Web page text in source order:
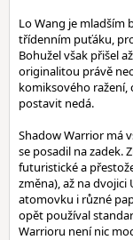
Lo Wang je mladším
třídenním puťáku,
Bohužel však přišel
originalitou právě
komiksového ražení,
postavit nedá.
Shadow Warrior má
se posadil na zadek.
futuristické a
změna), až na
atomovku i různé
opět používal
Warrioru není nic